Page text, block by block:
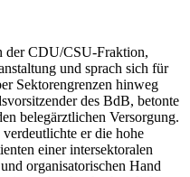
der CDU/CSU-Fraktion,
und sprach sich für
Sektorengrenzen hinweg
des BdB, betonte
belegärztlichen Versorgung.
er die hohe
einer intersektoralen
organisatorischen Hand